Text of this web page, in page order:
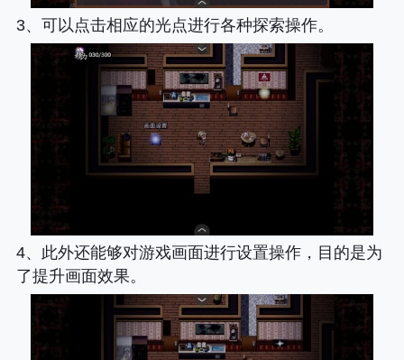
3、可以点击相应的光点进行各种探索操作。
4、此外还能够对游戏画面进行设置操作，目的是为
了提升画面效果。